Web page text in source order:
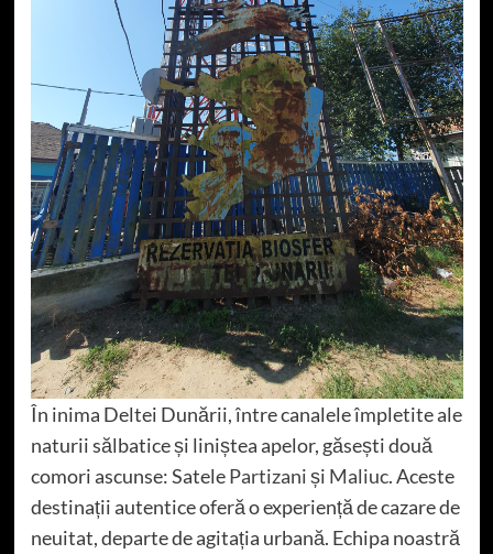
În inima Deltei Dunării, între canalele împletite ale
naturii sălbatice și liniștea apelor, găsești două
comori ascunse: SatelePartizaniși Maliuc. Aceste
destinații autentice oferă o experiență de cazare de
neuitat, departe de agitația urbană. Echipa noastră